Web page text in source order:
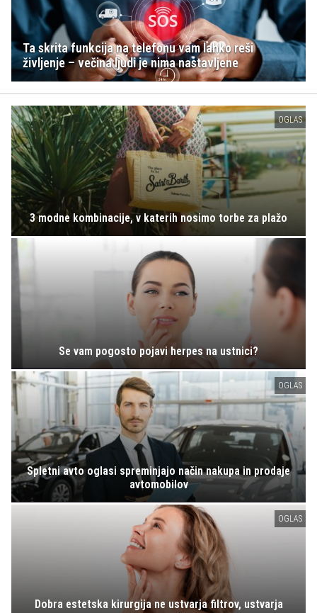
Ta skrita funkcija na telefonu vam lahko reši
življenje – večina ljudi je nima nastavljene
OGLAS
3 modne kombinacije, v katerih nosimo torbe za plažo
Se vam pogosto pojavi herpes na ustnici?
OGLAS
Spletni avto oglasi spreminjajo način nakupa in prodaje
avtomobilov
OGLAS
Dobra estetska kirurgija ne ustvarja filtrov, ustvarja